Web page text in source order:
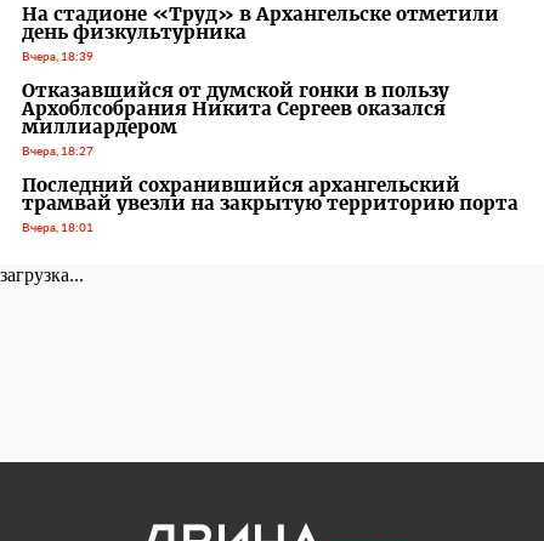
На стадионе «Труд» в Архангельске отметили
день физкультурника
Вчера, 18:39
Отказавшийся от думской гонки в пользу
Архоблсобрания Никита Сергеев оказался
миллиардером
Вчера, 18:27
Последний сохранившийся архангельский
трамвай увезли на закрытую территорию порта
Вчера, 18:01
загрузка...